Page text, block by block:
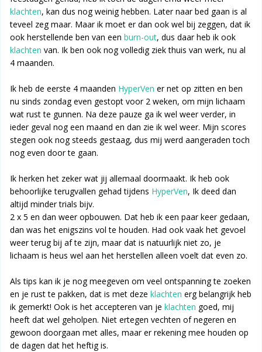
klachten, kan dus nog weinig hebben. Later naar bed gaan is al
teveel zeg maar. Maar ik moet er dan ook wel bij zeggen, dat ik
ook herstellende ben van een burn-out, dus daar heb ik ook
klachten van. Ik ben ook nog volledig ziek thuis van werk, nu al
4 maanden.
Ik heb de eerste 4 maanden HyperVen er net op zitten en ben
nu sinds zondag even gestopt voor 2 weken, om mijn lichaam
wat rust te gunnen. Na deze pauze ga ik wel weer verder, in
ieder geval nog een maand en dan zie ik wel weer. Mijn scores
stegen ook nog steeds gestaag, dus mij werd aangeraden toch
nog even door te gaan.
Ik herken het zeker wat jij allemaal doormaakt. Ik heb ook
behoorlijke terugvallen gehad tijdens HyperVen, Ik deed dan
altijd minder trials bijv.
2 x 5 en dan weer opbouwen. Dat heb ik een paar keer gedaan,
dan was het enigszins vol te houden. Had ook vaak het gevoel
weer terug bij af te zijn, maar dat is natuurlijk niet zo, je
lichaam is heus wel aan het herstellen alleen voelt dat even zo.
Als tips kan ik je nog meegeven om veel ontspanning te zoeken
en je rust te pakken, dat is met deze klachten erg belangrijk heb
ik gemerkt! Ook is het accepteren van je klachten goed, mij
heeft dat wel geholpen. Niet ertegen vechten of negeren en
gewoon doorgaan met alles, maar er rekening mee houden op
de dagen dat het heftig is.